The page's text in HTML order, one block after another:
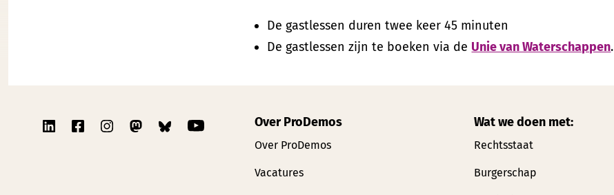
De gastlessen duren twee keer 45 minuten
De gastlessen zijn te boeken via de Unie van Waterschappen.
Over ProDemos
Over ProDemos
Vacatures
Wat we doen met:
Rechtsstaat
Burgerschap